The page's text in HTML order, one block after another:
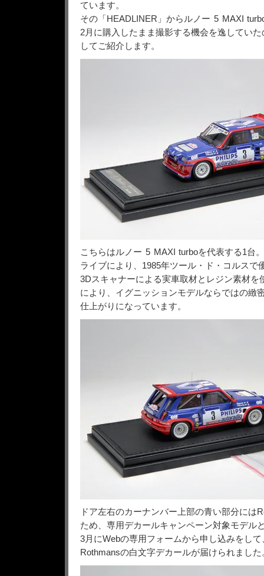
ています。
その「HEADLINER」からルノー 5 MAXI
2月に購入したまま撮影する機会を逸してい
してご紹介します。
こちらはルノー 5 MAXI turboを代表する1台
ライブにより、1985年ツール・ド・コルスで
3Dスキャナーによる実車取材とレジン素材を
により、イグニッションモデルならではの緻
仕上がりになっています。
ドア左右のカーナンバー上部の青い部分には
ため、専用デカールキャンペーン対象モデル
3月にWebの専用フォームから申し込みをし
Rothmansの白文字デカールが届けられました